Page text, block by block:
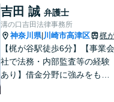
に考えてサポートいたしま
す。高齢者や障害のある方へ
のサポートの充実【武蔵溝ノ
口駅5分】【電話・メール・W
EB相談も対応】
吉田 誠 弁護士
溝の口吉田法律事務所
神奈川県| 川崎市高津区 梶
【梶が谷駅徒歩6分】【事業会
社で法務・内部監査等の経験
あり】借金分野に強みをも